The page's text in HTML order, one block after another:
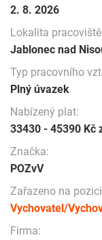
2. 8. 2026
Lokalita
Jablonec nad
Typ pracovního
Plný úvazek
Nabízený plat:
33430 - 45390 Kč
Značka:
POZvV
Zařazeno na
Vychovatel/
Firma: